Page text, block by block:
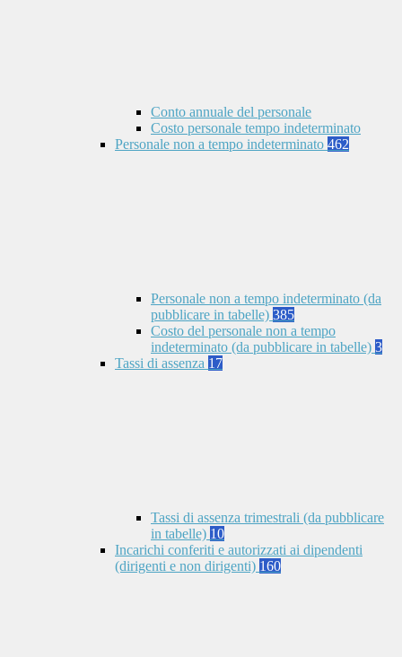
Conto annuale del personale
Costo personale tempo indeterminato
Personale non a tempo indeterminato 462
Personale non a tempo indeterminato (da
pubblicare in tabelle) 385
Costo del personale non a tempo
indeterminato (da pubblicare in tabelle) 3
Tassi di assenza 17
Tassi di assenza trimestrali (da pubblicare
in tabelle) 10
Incarichi conferiti e autorizzati ai dipendenti
(dirigenti e non dirigenti) 160